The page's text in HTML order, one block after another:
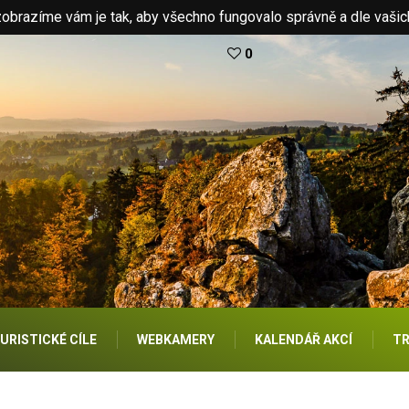
vám je tak, aby všechno fungovalo správně a dle
0
CÍLE WEBKAMERY KALENDÁŘ AKCÍ